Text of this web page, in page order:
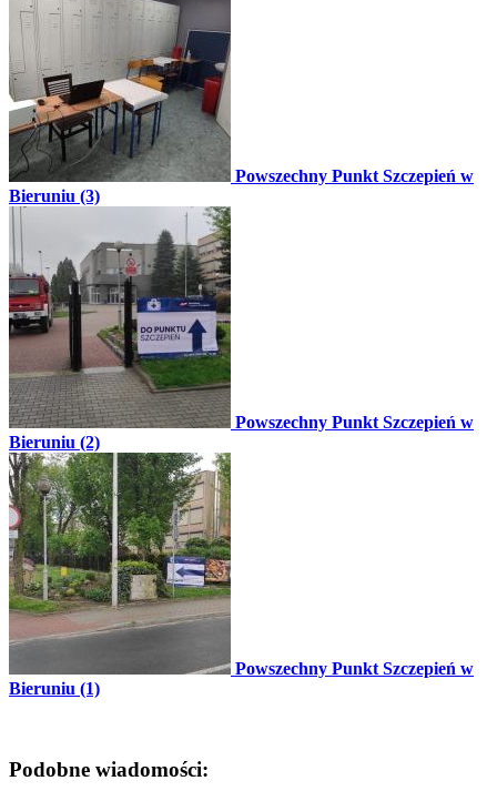
Powszechny Punkt Szczepień w
Bieruniu (3)
Powszechny Punkt Szczepień w
Bieruniu (2)
Powszechny Punkt Szczepień w
Bieruniu (1)
Podobne wiadomości: